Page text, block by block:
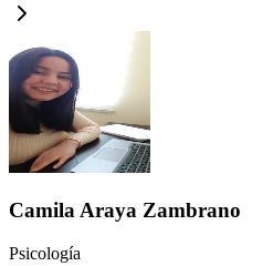
Camila Araya Zambrano
Psicología